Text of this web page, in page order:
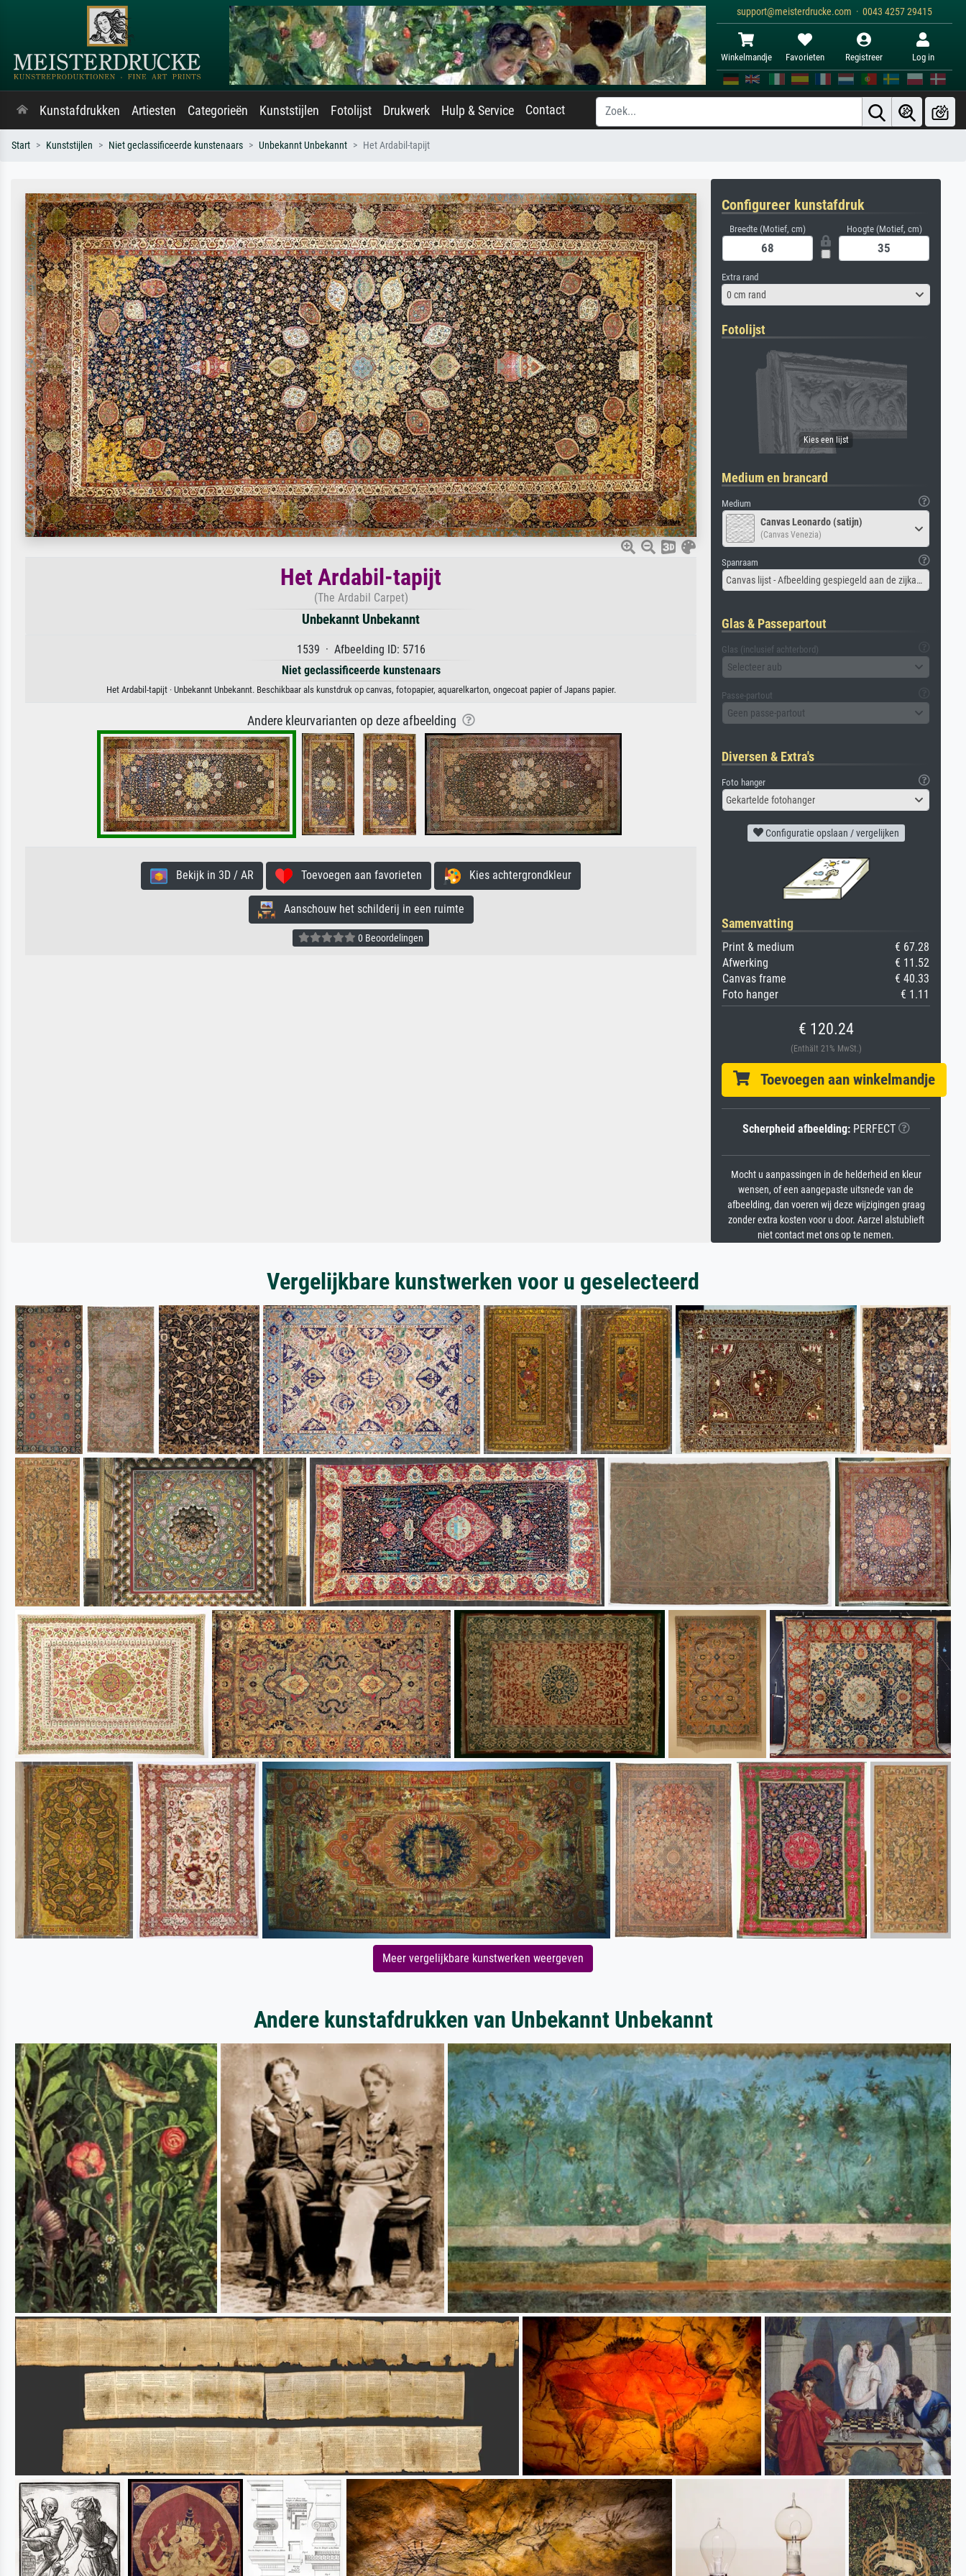
support@meisterdrucke.com · 0043 4257 29415
Winkelmandje Favorieten Registreer Log in
Kunstafdrukken Artiesten Categorieën Kunststijlen Fotolijst Drukwerk Hulp & Service Contact
Start Kunststijlen Niet geclassificeerde kunstenaars Unbekannt Unbekannt Het Ardabil-tapijt
Het Ardabil-tapijt
(The Ardabil Carpet)
Unbekannt Unbekannt
1539 · Afbeelding ID: 5716
Niet geclassificeerde kunstenaars
Het Ardabil-tapijt · Unbekannt Unbekannt. Beschikbaar als kunstdruk op canvas, fotopapier, aquarelkarton, ongecoat papier of Japans papier.
Andere kleurvarianten op deze afbeelding
Bekijk in 3D / AR Toevoegen aan favorieten Kies achtergrondkleur
Aanschouw het schilderij in een ruimte
0 Beoordelingen
Configureer kunstafdruk
Breedte (Motief, cm) Hoogte (Motief, cm)
Extra rand
0 cm rand
Fotolijst
Medium en brancard
Medium
Canvas Leonardo (satijn)
(Canvas Venezia)
Spanraam
Canvas lijst - Afbeelding gespiegeld aan de zijkant
Glas & Passepartout
Glas (inclusief achterbord)
Selecteer aub
Passe-partout
Geen passe-partout
Diversen & Extra's
Foto hanger
Gekartelde fotohanger
Configuratie opslaan / vergelijken
Samenvatting
Print & medium
€ 67.28
Afwerking
€ 11.52
Canvas frame
€ 40.33
Foto hanger
€ 1.11
€ 120.24
(Enthält 21% MwSt.)
Toevoegen aan winkelmandje
Scherpheid afbeelding:PERFECT
Mocht u aanpassingen in de helderheid en kleur
wensen, of een aangepaste uitsnede van de
afbeelding, dan voeren wij deze wijzigingen graag
zonder extra kosten voor u door. Aarzel alstublieft
niet contact met ons op te nemen.
Vergelijkbare kunstwerken voor u geselecteerd
Meer vergelijkbare kunstwerken weergeven
Andere kunstafdrukken van Unbekannt Unbekannt